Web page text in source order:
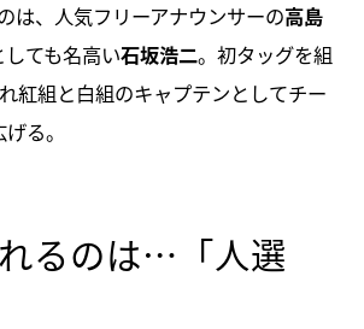
は、人気フリーアナウンサーの高島
ても名高い石坂浩二。初タッグを組
紅組と白組のキャプテンとしてチー
る。
るのは…「人選